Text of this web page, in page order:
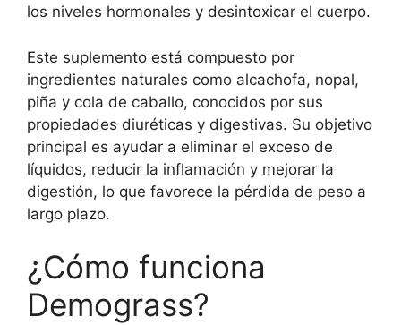
los niveles hormonales y desintoxicar el cuerpo.
Este suplemento está compuesto por
ingredientes naturales como alcachofa, nopal,
piña y cola de caballo, conocidos por sus
propiedades diuréticas y digestivas. Su objetivo
principal es ayudar a eliminar el exceso de
líquidos, reducir la inflamación y mejorar la
digestión, lo que favorece la pérdida de peso a
largo plazo.
¿Cómo funciona
Demograss?